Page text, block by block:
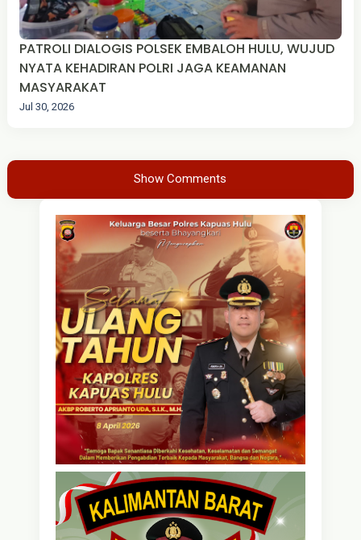
PATROLI DIALOGIS POLSEK EMBALOH HULU, WUJUD
NYATA KEHADIRAN POLRI JAGA KEAMANAN
MASYARAKAT
Jul 30, 2026
Show Comments